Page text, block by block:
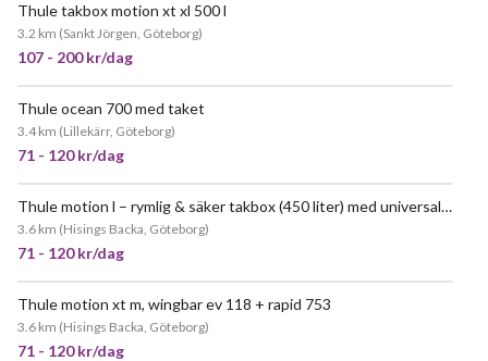
Thule takbox motion xt xl 500 l
3.2 km (Sankt Jörgen, Göteborg)
107 - 200 kr/dag
Thule ocean 700 med taket
3.4 km (Lillekärr, Göteborg)
71 - 120 kr/dag
POPULÄR Thule motion l – rymlig & säker takbox (450 liter) med universallastbågar
3.6 km (Hisings Backa, Göteborg)
71 - 120 kr/dag
JÄTTEPOPULÄR
Thule motion xt m, wingbar ev 118 + rapid 753
3.6 km (Hisings Backa, Göteborg)
71 - 120 kr/dag